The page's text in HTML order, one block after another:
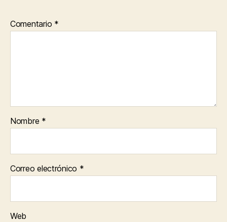
Comentario *
Nombre *
Correo electrónico *
Web